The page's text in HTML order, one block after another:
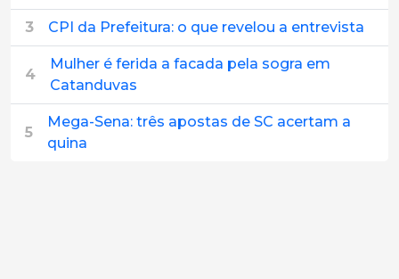
3 CPI da Prefeitura: o que revelou a entrevista
4
Mulher é ferida a facada pela sogra em
Catanduvas
5
Mega-Sena: três apostas de SC acertam a
quina